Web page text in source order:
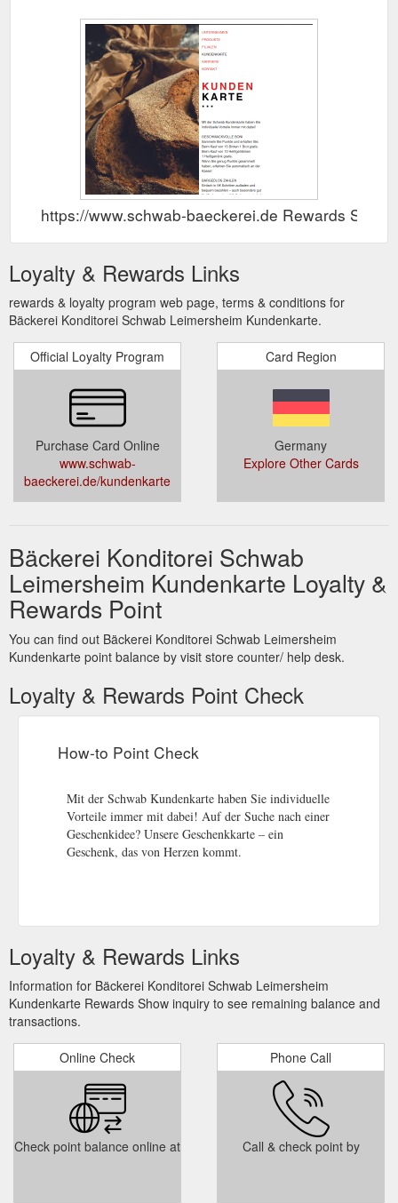
https://www.schwab-baeckerei.de Rewards Show
Loyalty & Rewards Links
rewards & loyalty program web page, terms & conditions for
Bäckerei Konditorei Schwab Leimersheim Kundenkarte.
Official Loyalty Program
Purchase Card Online
www.schwab-
baeckerei.de/kundenkarte
Card Region
Germany
Explore Other Cards
Bäckerei Konditorei Schwab
Leimersheim Kundenkarte Loyalty &
Rewards Point
You can find out Bäckerei Konditorei Schwab Leimersheim
Kundenkarte point balance by visit store counter/ help desk.
Loyalty & Rewards Point Check
How-to Point Check
Mit der Schwab Kundenkarte haben Sie individuelle
Vorteile immer mit dabei! Auf der Suche nach einer
Geschenkidee? Unsere Geschenkkarte – ein
Geschenk, das von Herzen kommt.
Loyalty & Rewards Links
Information for Bäckerei Konditorei Schwab Leimersheim
Kundenkarte Rewards Show inquiry to see remaining balance and
transactions.
Online Check
Check point balance online at
Phone Call
Call & check point by